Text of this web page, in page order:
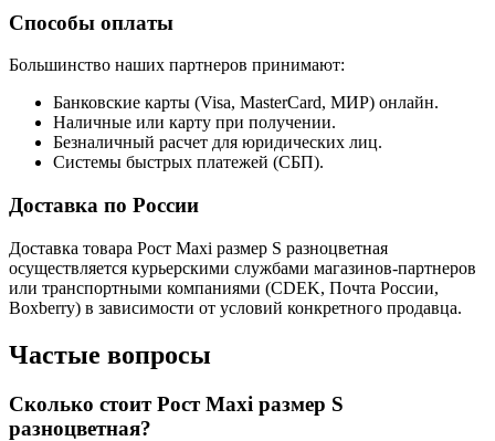
Способы оплаты
Большинство наших партнеров принимают:
Банковские карты (Visa, MasterCard, МИР) онлайн.
Наличные или карту при получении.
Безналичный расчет для юридических лиц.
Системы быстрых платежей (СБП).
Доставка по России
Доставка товара Рост Maxi размер S разноцветная
осуществляется курьерскими службами магазинов-партнеров
или транспортными компаниями (CDEK, Почта России,
Boxberry) в зависимости от условий конкретного продавца.
Частые вопросы
Сколько стоит Рост Maxi размер S
разноцветная?